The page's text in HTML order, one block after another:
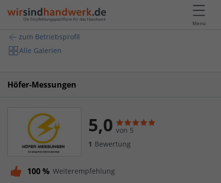
Menü
zum Betriebsprofil
Alle Galerien
Höfer-Messungen
5,0 von 5
1 Bewertung
100 % Weiterempfehlung